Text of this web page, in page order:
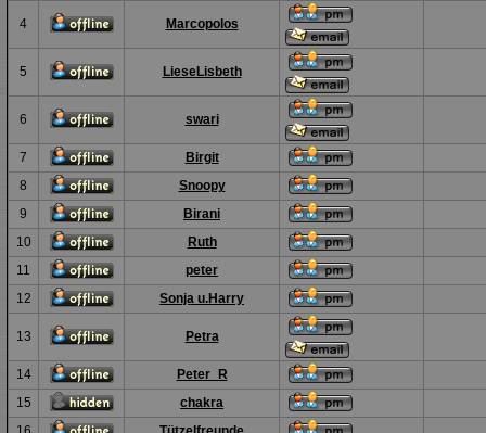
4 Marcopolos
5 LieseLisbeth
6 swari
7
Birgit
8
Snoopy
9
Birani
10
Ruth
11
peter
12
Sonja u.Harry
13 Petra
14
Peter_R
15
chakra